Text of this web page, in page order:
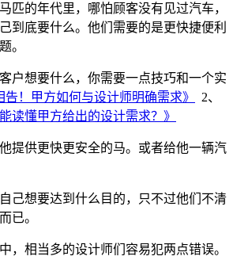
匹的年代里，哪怕顾客没有见过汽车，
到底要什么。他们需要的是更快捷便利
。
户想要什么，你需要一点技巧和一个实
告！甲方如何与设计师明确需求》
2、
读懂甲方给出的设计需求？》
提供更快更安全的马。或者给他一辆汽
己想要达到什么目的，只不过他们不清
已。
，相当多的设计师们容易犯两点错误。